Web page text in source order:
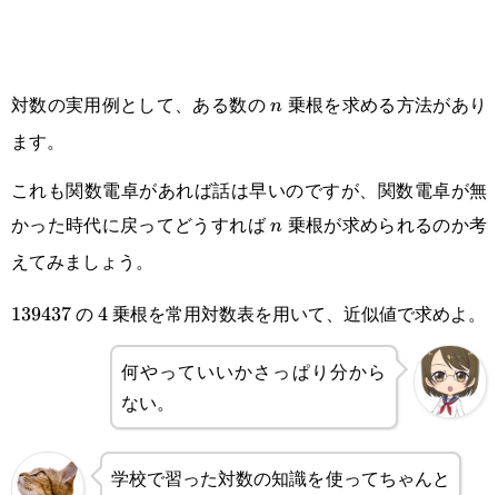
対数の実用例として、ある数のn
n 乗根を求める方法があり
ます。
これも関数電卓があれば話は早いのですが、関数電卓が無
かった時代に戻ってどうすればn
n 乗根が求められるのか考
えてみましょう。
139437
139437の4
4乗根を常用対数表を用いて、近似値で求めよ。
何やっていいかさっぱり分から
ない。
学校で習った対数の知識を使ってちゃんと